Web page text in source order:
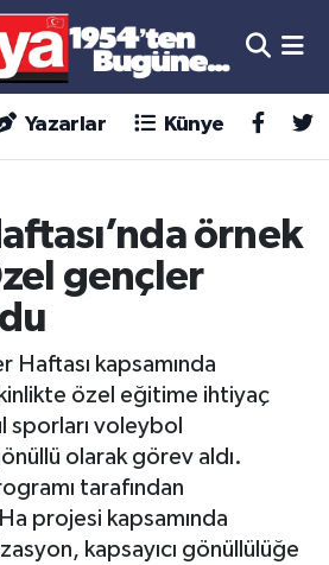
Yazarlar Künye
örnek
gençler
Haftası kapsamında
özel eğitime ihtiyaç
sporları voleybol
olarak görev aldı.
tarafından
projesi kapsamında
kapsayıcı gönüllülüğe